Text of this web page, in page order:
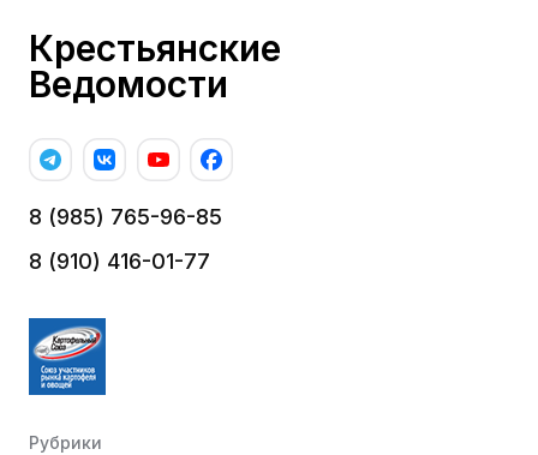
Крестьянские
Ведомости
8 (985) 765-96-85
8 (910) 416-01-77
Рубрики